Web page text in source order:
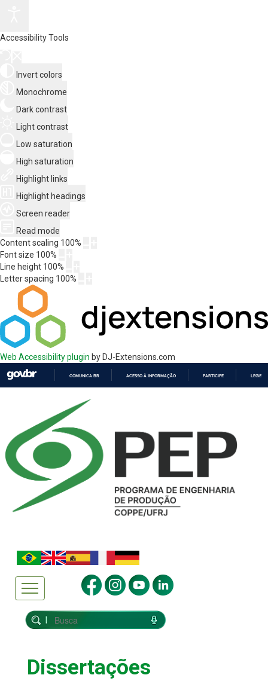
Accessibility Tools
Invert colors
Monochrome
Dark contrast
Light contrast
Low saturation
High saturation
Highlight links
Highlight headings
Screen reader
Read mode
Content scaling 100%
Font size 100%
Line height 100%
Letter spacing 100%
Web Accessibility plugin by DJ-Extensions.com
COMUNICA BR ACESSO À INFORMAÇÃO PARTICIPE
Dissertações